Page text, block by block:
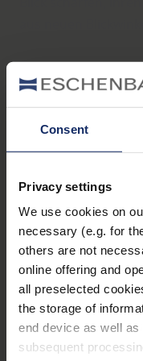
Consent
Privacy settings
We use cookies on
necessary (e.g. for
others are not
online offering and
all preselected
the storage of
end device as well
subsequent
6. August 2026
Admiral-
Schwarz,
Kaum ein
so eindrucksvoll
Admiral. Mit
Binden, den
samtig schwarzen
den schönsten